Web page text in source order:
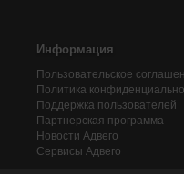
Информация
Пользовательское
Политика
Поддержка пользователей
Партнерская программа
Новости Адвего
Сервисы Адвего